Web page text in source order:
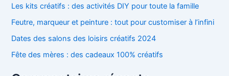
Les kits créatifs : des activités DIY pour toute la famille
Feutre, marqueur et peinture : tout pour customiser à l’infini
Dates des salons des loisirs créatifs 2024
Fête des mères : des cadeaux 100% créatifs